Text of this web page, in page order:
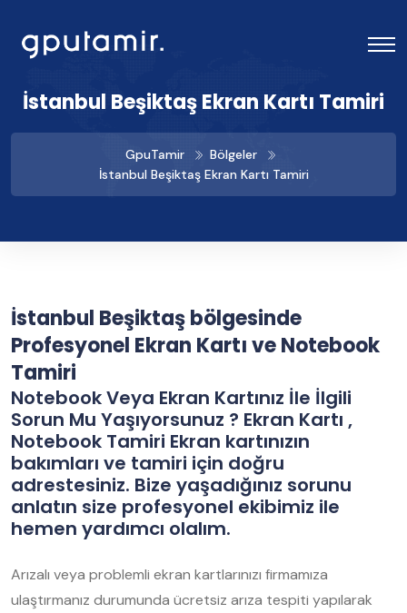
İstanbul Beşiktaş Ekran Kartı Tamiri
GpuTamir
Bölgeler
İstanbul Beşiktaş Ekran Kartı Tamiri
İstanbul Beşiktaş bölgesinde
Profesyonel Ekran Kartı ve Notebook
Tamiri
Notebook Veya Ekran Kartınız İle İlgili
Sorun Mu Yaşıyorsunuz ? Ekran Kartı ,
Notebook Tamiri Ekran kartınızın
bakımları ve tamiri için doğru
adrestesiniz. Bize yaşadığınız sorunu
anlatın size profesyonel ekibimiz ile
hemen yardımcı olalım.
Arızalı veya problemli ekran kartlarınızı firmamıza
ulaştırmanız durumunda ücretsiz arıza tespiti yapılarak